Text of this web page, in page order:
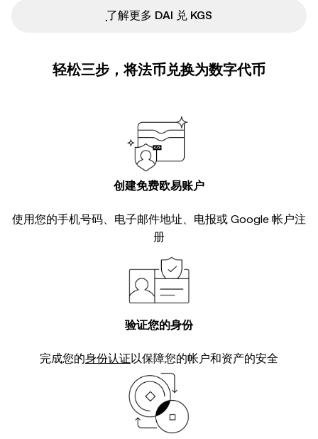
ִִִִִִִִִִִִִִִִִִִִִִִִִִִִִִִִִִִִִִִִִִִִִִִ了解更多 DAI 兑 KGS
轻松三步，将法币兑换为数字代币
创建免费欧易账户
使用您的手机号码、电子邮件地址、电报或 Google 帐户注
册
验证您的身份
完成您的身份认证以保障您的帐户和资产的安全